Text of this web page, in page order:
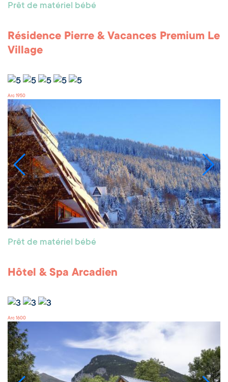
Prêt de matériel bébé
Résidence Pierre & Vacances Premium Le
Village
Arc 1950
Prêt de matériel bébé
Hôtel & Spa Arcadien
Arc 1600